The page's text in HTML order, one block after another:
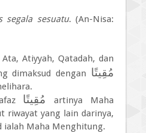
segala sesuatu. (An-Nisa:
Atiyyah, Qatadah, dan
dimaksud dengan مُقِيتًا
مُقِيتًا
artinya Maha
riwayat yang lain darinya,
ialah Maha Menghitung.